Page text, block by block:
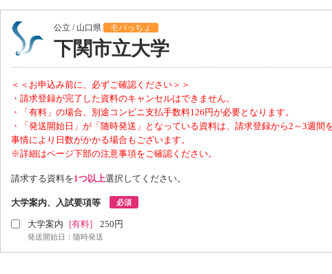
公立 / 山口県 モバっちょ
下関市立大学
＜＜お申込み前に、必ずご確認ください＞＞
・請求登録が完了した資料のキャンセルはできません。
・「有料」の場合、別途コンビニ支払手数料126円が必要となります。
・「発送開始日」が「随時発送」となっている資料は、請求登録から2～3週間
事情により日数がかかる場合もございます。
※詳細はページ下部の注意事項をご確認ください。
請求する資料を1つ以上選択してください。
大学案内、入試要項等 必須
大学案内 [有料] 250円
発送開始日：随時発送